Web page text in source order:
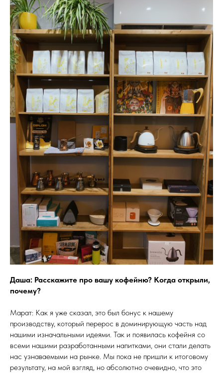
Даша: Расскажите про вашу кофейню? Когда открыли,
почему?
Марат: Как я уже сказал, это был бонус к нашему
производству, который перерос в доминирующую часть над
нашими изначальными идеями. Так и появилась кофейня со
всеми нашими разработанными напитками, они стали делать
нас узнаваемыми на рынке. Мы пока не пришли к итоговому
результату, на мой взгляд, но абсолютно очевидно, что это